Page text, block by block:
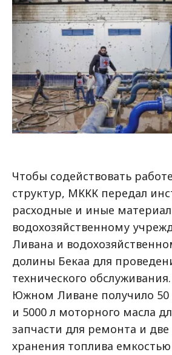
Чтобы содействовать
структур, МККК передал
расходные и иные
водохозяйственному
Ливана и
долины Бекаа для
технического
Южном Ливане получило 50
и 5000 л моторного масла
запчасти для ремонта и
хранения топлива емкостью